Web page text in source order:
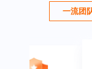
一流团